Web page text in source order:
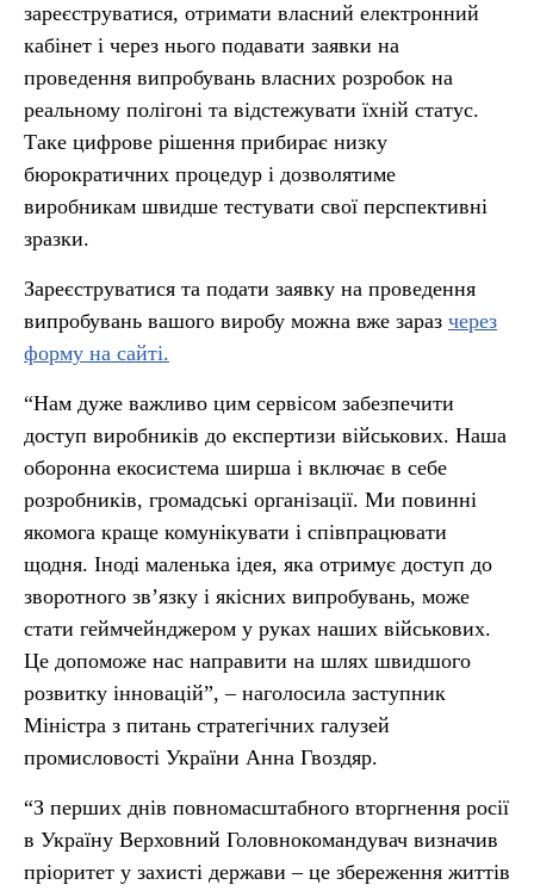
зареєструватися, отримати власний електронний
кабінет і через нього подавати заявки на
проведення випробувань власних розробок на
реальному полігоні та відстежувати їхній статус.
Таке цифрове рішення прибирає низку
бюрократичних процедур і дозволятиме
виробникам швидше тестувати свої перспективні
зразки.
Зареєструватися та подати заявку на проведення
випробувань вашого виробу можна вже зараз через
форму на сайті.
“Нам дуже важливо цим сервісом забезпечити
доступ виробників до експертизи військових. Наша
оборонна екосистема ширша і включає в себе
розробників, громадські організації. Ми повинні
якомога краще комунікувати і співпрацювати
щодня. Іноді маленька ідея, яка отримує доступ до
зворотного зв’язку і якісних випробувань, може
стати геймчейнджером у руках наших військових.
Це допоможе нас направити на шлях швидшого
розвитку інновацій”, – наголосила заступник
Міністра з питань стратегічних галузей
промисловості України Анна Гвоздяр.
“З перших днів повномасштабного вторгнення росії
в Україну Верховний Головнокомандувач визначив
пріоритет у захисті держави – це збереження життів